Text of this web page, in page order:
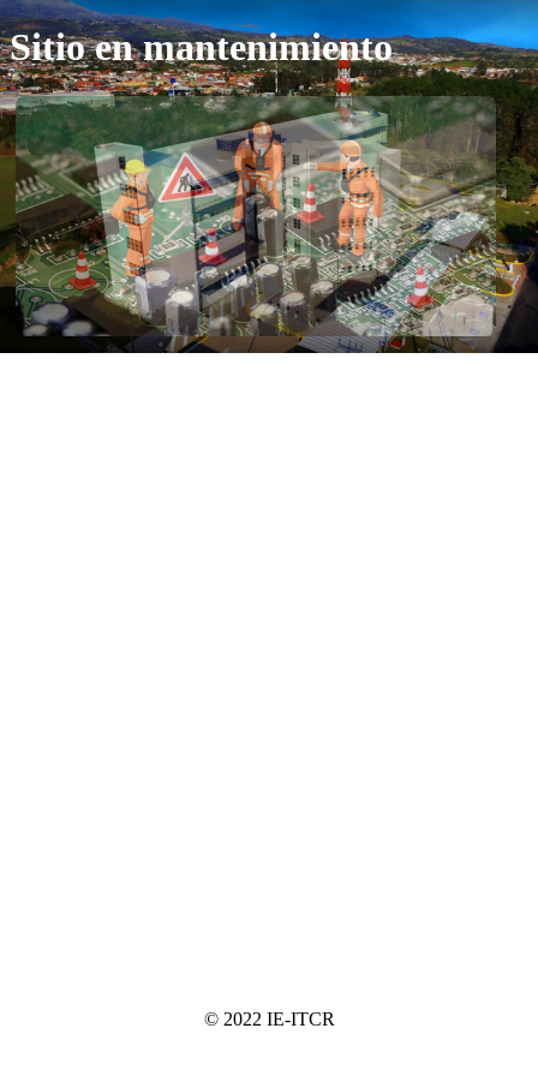
Sitio en mantenimiento
© 2022 IE-ITCR